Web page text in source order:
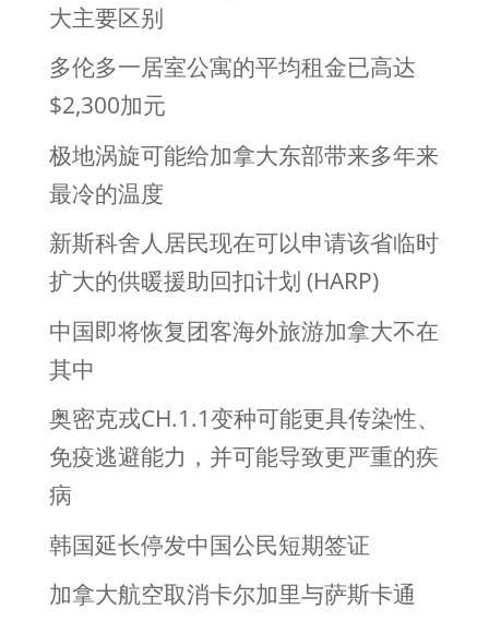
大主要区别
多伦多一居室公寓的平均租金已高达
$2,300加元
极地涡旋可能给加拿大东部带来多年来
最冷的温度
新斯科舍人居民现在可以申请该省临时
扩大的供暖援助回扣计划 (HARP)
中国即将恢复团客海外旅游加拿大不在
其中
奥密克戎CH.1.1变种可能更具传染性、
免疫逃避能力，并可能导致更严重的疾
病
韩国延长停发中国公民短期签证
加拿大航空取消卡尔加里与萨斯卡通